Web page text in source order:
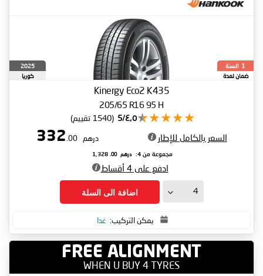
1 السنة
ضمان لمدة
2025
كوريا
Kinergy Eco2 K435
205/65 R16 95 H
٤٫٥/5 (1540 تقييم)
السعر بالكامل للإطار درهم 332
.00
مجموعة من 4: درهم 1,328
.00
ادفع على 4 أقساط
اضافة الى السلة
يمكن التركيب: غدا
FREE ALIGNMENT
WHEN U BUY 4 TYRES